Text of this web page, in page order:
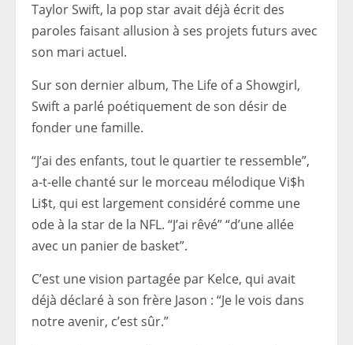
Taylor Swift, la pop star avait déjà écrit des
paroles faisant allusion à ses projets futurs avec
son mari actuel.
Sur son dernier album, The Life of a Showgirl,
Swift a parlé poétiquement de son désir de
fonder une famille.
“J’ai des enfants, tout le quartier te ressemble”,
a-t-elle chanté sur le morceau mélodique Vi$h
Li$t, qui est largement considéré comme une
ode à la star de la NFL. “J’ai rêvé” “d’une allée
avec un panier de basket”.
C’est une vision partagée par Kelce, qui avait
déjà déclaré à son frère Jason : “Je le vois dans
notre avenir, c’est sûr.”